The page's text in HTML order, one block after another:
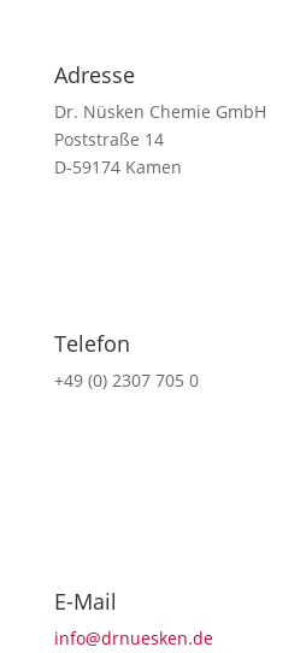
Adresse
Dr. Nüsken Chemie GmbH
Poststraße 14
D-59174 Kamen
Telefon
+49 (0) 2307 705 0
E-Mail
info@drnuesken.de